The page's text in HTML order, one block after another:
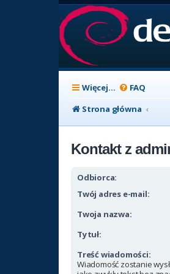
Więcej…
FAQ
Strona główna
Kontakt z
Odbiorca:
Twój adres e-mail:
Twoja nazwa:
Tytuł:
Treść wiadomości:
Wiadomość zostanie